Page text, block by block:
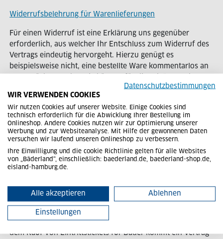
Widerrufsbelehrung für Warenlieferungen
Für einen Widerruf ist eine Erklärung uns gegenüber
erforderlich, aus welcher Ihr Entschluss zum Widerruf des
Vertrags eindeutig hervorgeht. Hierzu genügt es
beispielsweise nicht, eine bestellte Ware kommentarlos an
Muster-
Widerrufsformularverwenden. Dies ist jedoch nicht
vorgeschrieben.
Hinweis:Kein Widerrufsrecht bei der Buchung von
Schwimm- und Aquakursen und dem Kauf von
Eintrittstickets für Bäder.
Wenn der Kunde über den Online-Shop von BLH einen
Eintrittstickets für Bäder kauft, so kann der Kunde seine
diesbezügliche Willenserklärung nicht widerrufen.
Bei der Buchung eines Schwimm- oder Aquakurses oder
dem Kauf von Eintrittstickets für Bäder kommt ein Vertrag
Datenschutzbestimmungen
WIR VERWENDEN COOKIES
Wir nutzen Cookies auf unserer Website. Einige Cookies sind
technisch erforderlich für die Abwicklung Ihrer Bestellung im
Onlineshop. Andere Cookies nutzen wir zur Optimierung unserer
Werbung und zur Websiteanalyse. Mit Hilfe der gewonnenen Daten
versuchen wir laufend unseren Onlineshop zu verbessern.
Ihre Einwilligung und die cookie Richtlinie gelten für alle Websites
von „Bäderland“, einschließlich: baederland.de, baederland-shop.de,
eisland-hamburg.de.
Alle akzeptieren Ablehnen
Einstellungen